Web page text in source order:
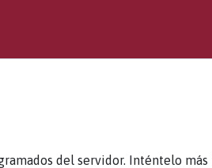
del servidor. Inténtelo más